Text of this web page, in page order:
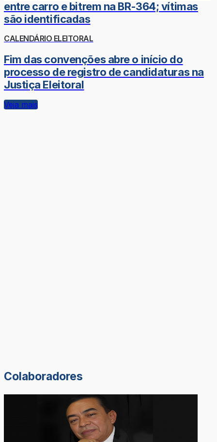
entre carro e bitrem na BR-364; vítimas
são identificadas
CALENDÁRIO ELEITORAL
Fim das convenções abre o início do
processo de registro de candidaturas na
Justiça Eleitoral
Veja mais
Colaboradores